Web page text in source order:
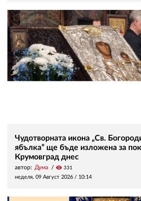
Чудотворната икона „Св.
ябълка” ще бъде изложена за
Крумовград днес
автор: Дума visibility 331
неделя, 09 Август 2026 / 10:14